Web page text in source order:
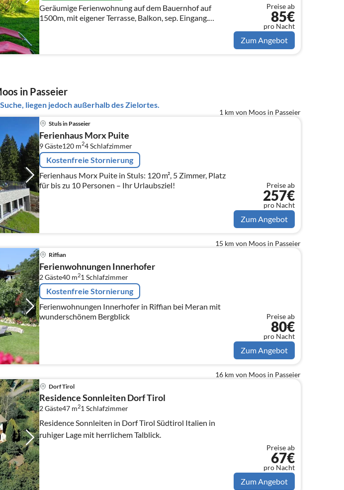
Geräumige Ferienwohnung auf dem Bauernhof auf
1500m, mit eigener Terrasse, Balkon, sep. Eingang.
Ganzjährig ideal zum Erholen. Für Ruhe Suchende,
Naturliebhaber und Bergfreunde.
Preise ab
85€
pro Nacht
Zum Angebot
in Passeier
liegen jedoch außerhalb des Zielortes.
1 km von Moos in Passeier
Stuls in Passeier
Ferienhaus Morx Puite
9 Gäste120 m24Schlafzimmer
Kostenfreie Stornierung
Ferienhaus Morx Puite in Stuls: 120 m², 5 Zimmer, Platz
für bis zu 10 Personen – Ihr Urlaubsziel!
Preise ab
257€
pro Nacht
Zum Angebot
15 km von Moos in Passeier
Riffian
Ferienwohnungen Innerhofer
2 Gäste40 m21 Schlafzimmer
Kostenfreie Stornierung
Ferienwohnungen Innerhofer in Riffian bei Meran mit
wunderschönem Bergblick
Preise ab
80€
pro Nacht
Zum Angebot
16 km von Moos in Passeier
Dorf Tirol
Residence Sonnleiten Dorf Tirol
2 Gäste47 m21 Schlafzimmer
Residence Sonnleiten in Dorf Tirol Südtirol Italien in
ruhiger Lage mit herrlichem Talblick.
Preise ab
67€
pro Nacht
Zum Angebot